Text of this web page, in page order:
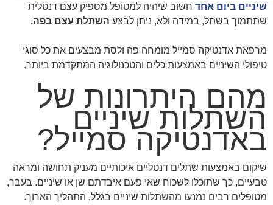
שיניים ביום אחד חשוב שיהיה למטופל מספיק עצם דנטלית
שתתמוך בשתל, במידה ולא, ניתן לבצע השתלת עצם בפה.
מרפאת אדנטיקה סמייל מומחה פה ולסת מבצעים את כל סוגי
טיפולי השיניים באמצעות כלים והטכנולוגיה המתקדמת ביותר.
מהם היתרונות של
השתלות שיניים
באדנטיקה סמייל?
שיקום באמצעות שתלים דנטליים איכותיים מעניק תחושה ומראה
טבעיים, כך שתוכלו לשכוח שאי פעם איבדתם שן או שיניים. בעבר,
מטופלים רבים נמנעו מהשתלות שיניים בגלל, התהליך הארוך.